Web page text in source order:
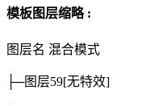
模板图层缩略 :
图层名 混合模式
├─图层59[无特效]